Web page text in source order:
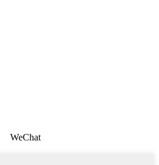
WeChat